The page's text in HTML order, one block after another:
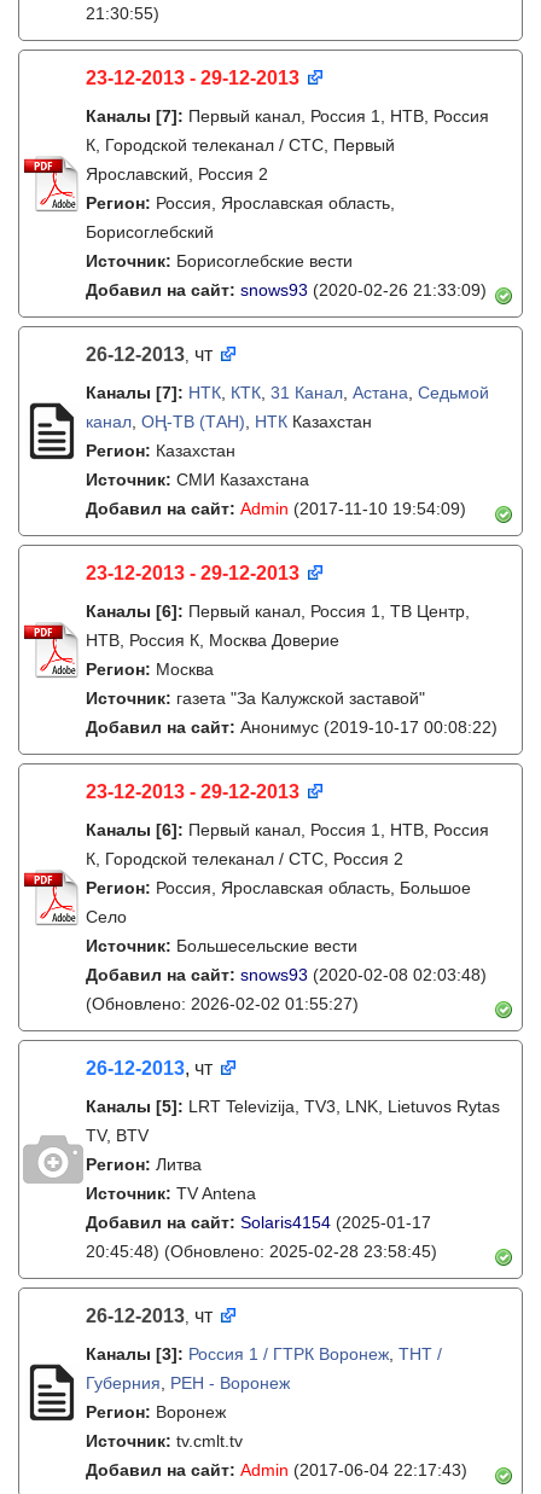
21:30:55)
23-12-2013 - 29-12-2013
Каналы [7]: Первый канал, Россия 1, НТВ, Россия
К, Городской телеканал / СТС, Первый
Ярославский, Россия 2
Регион: Россия, Ярославская область,
Борисоглебский
Источник: Борисоглебские вести
Добавил на сайт: snows93 (2020-02-26 21:33:09)
26-12-2013, чт
Каналы [7]: НТК КТК 31 Канал Астана Седьмой
канал ОҢ-ТВ (ТАН) НТК Казахстан
Регион: Казахстан
Источник: СМИ Казахстана
Добавил на сайт: Admin (2017-11-10 19:54:09)
23-12-2013 - 29-12-2013
Каналы [6]: Первый канал, Россия 1, ТВ Центр,
НТВ, Россия К, Москва Доверие
Регион: Москва
Источник: газета "За Калужской заставой"
Добавил на сайт: Анонимус (2019-10-17 00:08:22)
23-12-2013 - 29-12-2013
Каналы [6]: Первый канал, Россия 1, НТВ, Россия
К, Городской телеканал / СТС, Россия 2
Регион: Россия, Ярославская область, Большое
Село
Источник: Большесельские вести
Добавил на сайт: snows93 (2020-02-08 02:03:48)
(Обновлено: 2026-02-02 01:55:27)
26-12-2013, чт
Каналы [5]: LRT Televizija, TV3, LNK, Lietuvos Rytas
TV, BTV
Регион: Литва
Источник: TV Antena
Добавил на сайт: Solaris4154 (2025-01-17
20:45:48) (Обновлено: 2025-02-28 23:58:45)
26-12-2013, чт
Каналы [3]: Россия 1 / ГТРК Воронеж ТНТ /
Губерния
РЕН - Воронеж
Регион: Воронеж
Источник: tv.cmlt.tv
Добавил на сайт: Admin (2017-06-04 22:17:43)